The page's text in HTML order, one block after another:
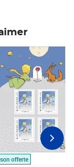
offerte